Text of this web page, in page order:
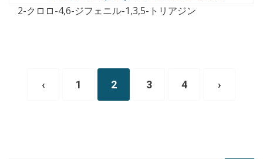
2-クロロ-4,6-ジフェニル-1,3,5-トリアジン
‹ 1 2 3 4 ›